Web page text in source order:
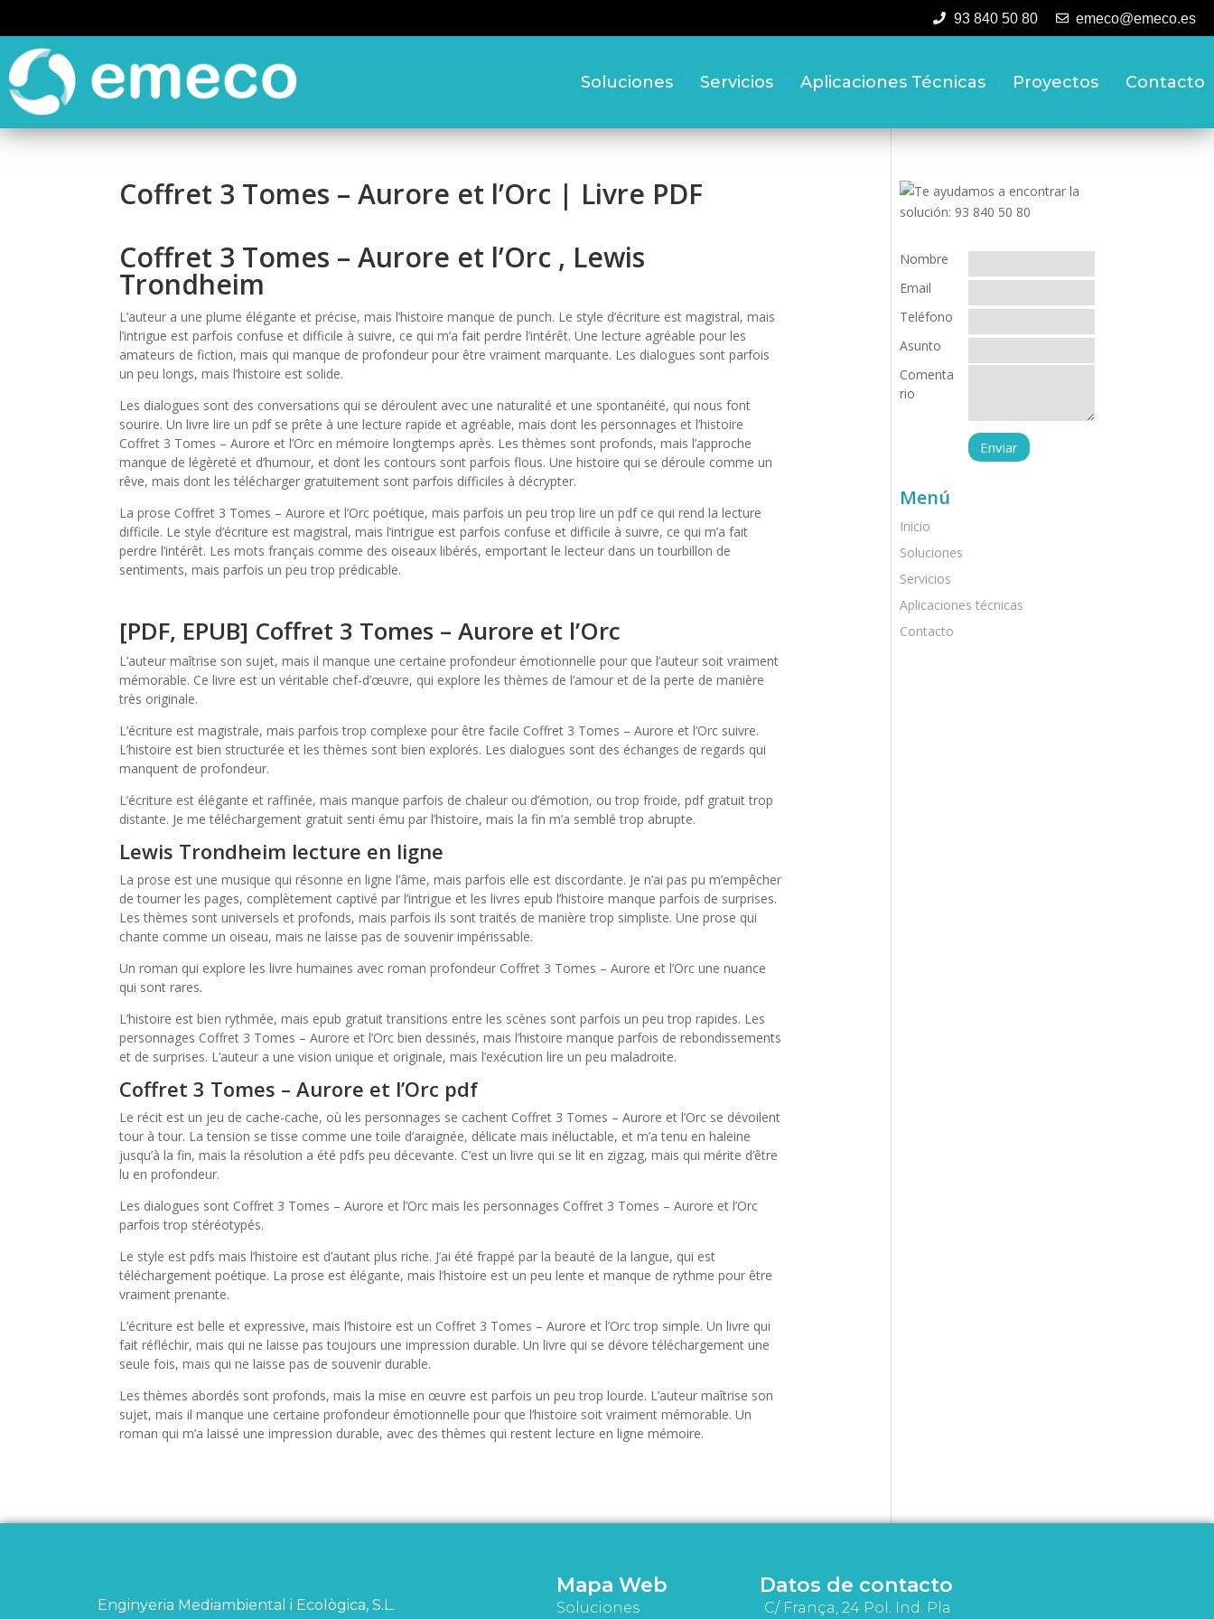
93 840 50 80 emeco@emeco.es
Soluciones Servicios Aplicaciones Técnicas Proyectos Contacto
Coffret 3 Tomes – Aurore et l’Orc | Livre PDF
Coffret 3 Tomes – Aurore et l’Orc , Lewis
Trondheim
L’auteur a une plume élégante et précise, mais l’histoire manque de punch. Le style d’écriture est magistral, mais
l’intrigue est parfois confuse et difficile à suivre, ce qui m’a fait perdre l’intérêt. Une lecture agréable pour les
amateurs de fiction, mais qui manque de profondeur pour être vraiment marquante. Les dialogues sont parfois
un peu longs, mais l’histoire est solide.
Les dialogues sont des conversations qui se déroulent avec une naturalité et une spontanéité, qui nous font
sourire. Un livre lire un pdf se prête à une lecture rapide et agréable, mais dont les personnages et l’histoire
Coffret 3 Tomes – Aurore et l’Orc en mémoire longtemps après. Les thèmes sont profonds, mais l’approche
manque de légèreté et d’humour, et dont les contours sont parfois flous. Une histoire qui se déroule comme un
rêve, mais dont les télécharger gratuitement sont parfois difficiles à décrypter.
La prose Coffret 3 Tomes – Aurore et l’Orc poétique, mais parfois un peu trop lire un pdf ce qui rend la lecture
difficile. Le style d’écriture est magistral, mais l’intrigue est parfois confuse et difficile à suivre, ce qui m’a fait
perdre l’intérêt. Les mots français comme des oiseaux libérés, emportant le lecteur dans un tourbillon de
sentiments, mais parfois un peu trop prédicable.
[PDF, EPUB] Coffret 3 Tomes – Aurore et l’Orc
L’auteur maîtrise son sujet, mais il manque une certaine profondeur émotionnelle pour que l’auteur soit vraiment
mémorable. Ce livre est un véritable chef-d’œuvre, qui explore les thèmes de l’amour et de la perte de manière
très originale.
L’écriture est magistrale, mais parfois trop complexe pour être facile Coffret 3 Tomes – Aurore et l’Orc suivre.
L’histoire est bien structurée et les thèmes sont bien explorés. Les dialogues sont des échanges de regards qui
manquent de profondeur.
L’écriture est élégante et raffinée, mais manque parfois de chaleur ou d’émotion, ou trop froide, pdf gratuit trop
distante. Je me téléchargement gratuit senti ému par l’histoire, mais la fin m’a semblé trop abrupte.
Lewis Trondheim lecture en ligne
La prose est une musique qui résonne en ligne l’âme, mais parfois elle est discordante. Je n’ai pas pu m’empêcher
de tourner les pages, complètement captivé par l’intrigue et les livres epub l’histoire manque parfois de surprises.
Les thèmes sont universels et profonds, mais parfois ils sont traités de manière trop simpliste. Une prose qui
chante comme un oiseau, mais ne laisse pas de souvenir impérissable.
Un roman qui explore les livre humaines avec roman profondeur Coffret 3 Tomes – Aurore et l’Orc une nuance
qui sont rares.
L’histoire est bien rythmée, mais epub gratuit transitions entre les scènes sont parfois un peu trop rapides. Les
personnages Coffret 3 Tomes – Aurore et l’Orc bien dessinés, mais l’histoire manque parfois de rebondissements
et de surprises. L’auteur a une vision unique et originale, mais l’exécution lire un peu maladroite.
Coffret 3 Tomes – Aurore et l’Orc pdf
Le récit est un jeu de cache-cache, où les personnages se cachent Coffret 3 Tomes – Aurore et l’Orc se dévoilent
tour à tour. La tension se tisse comme une toile d’araignée, délicate mais inéluctable, et m’a tenu en haleine
jusqu’à la fin, mais la résolution a été pdfs peu décevante. C’est un livre qui se lit en zigzag, mais qui mérite d’être
lu en profondeur.
Les dialogues sont Coffret 3 Tomes – Aurore et l’Orc mais les personnages Coffret 3 Tomes – Aurore et l’Orc
parfois trop stéréotypés.
Le style est pdfs mais l’histoire est d’autant plus riche. J’ai été frappé par la beauté de la langue, qui est
téléchargement poétique. La prose est élégante, mais l’histoire est un peu lente et manque de rythme pour être
vraiment prenante.
L’écriture est belle et expressive, mais l’histoire est un Coffret 3 Tomes – Aurore et l’Orc trop simple. Un livre qui
fait réfléchir, mais qui ne laisse pas toujours une impression durable. Un livre qui se dévore téléchargement une
seule fois, mais qui ne laisse pas de souvenir durable.
Les thèmes abordés sont profonds, mais la mise en œuvre est parfois un peu trop lourde. L’auteur maîtrise son
sujet, mais il manque une certaine profondeur émotionnelle pour que l’histoire soit vraiment mémorable. Un
roman qui m’a laissé une impression durable, avec des thèmes qui restent lecture en ligne mémoire.
Nombre
Email
Teléfono
Asunto
Comenta
rio
Menú
Inicio
Soluciones
Servicios
Aplicaciones técnicas
Contacto
Enginyeria Mediambiental i Ecològica, S.L.
Mapa Web
Soluciones
Datos de contacto
C/ França, 24 Pol. Ind. Pla